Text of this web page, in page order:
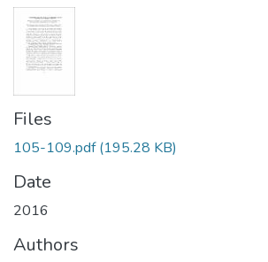
Files
105-109.pdf(195.28 KB)
Date
2016
Authors